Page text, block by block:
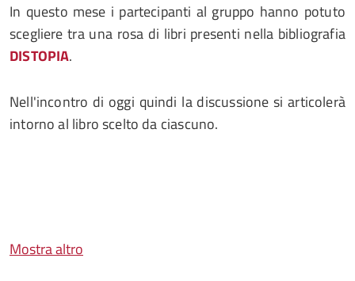
In questo mese i partecipanti al gruppo hanno potuto
scegliere tra una rosa di libri presenti nella bibliografia
DISTOPIA.
Nell'incontro di oggi quindi la discussione si articolerà
intorno al libro scelto da ciascuno.
Mostra altro